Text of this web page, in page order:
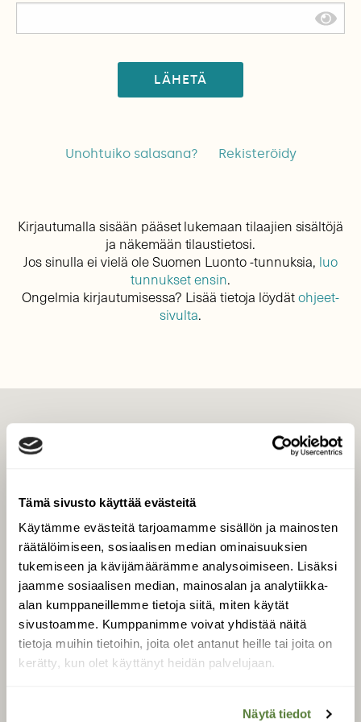
Tämä sivusto käyttää evästeitä
Käytämme evästeitä tarjoamamme sisällön ja mainosten
räätälöimiseen, sosiaalisen median ominaisuuksien
tukemiseen ja kävijämäärämme analysoimiseen. Lisäksi
jaamme sosiaalisen median, mainosalan ja analytiikka-
alan kumppaneillemme tietoja siitä, miten käytät
sivustoamme. Kumppanimme voivat yhdistää näitä
tietoja muihin tietoihin, joita olet antanut heille tai joita on
kerätty, kun olet käyttänyt heidän palvelujaan.
Näytä tiedot
LÄHETÄ
Unohtuiko salasana? Rekisteröidy
Kirjautumalla sisään pääset lukemaan tilaajien sisältöjä
ja näkemään tilaustietosi.
Jos sinulla ei vielä ole Suomen Luonto -tunnuksia, luo
tunnukset ensin.
Ongelmia kirjautumisessa? Lisää tietoja löydätohjeet-
sivulta.
Tilaa digilukuoikeus
Äänestä parasta juttua
Tilaa uutiskirje
SUOMEN LUONNON­
SUOJELU­LIITTO
Suomen Luonto -lehden
luonnonsuojelu­liitto.